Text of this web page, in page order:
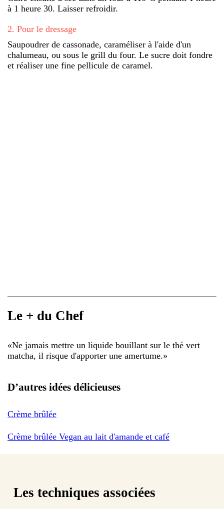
à 1 heure 30. Laisser refroidir.
2. Pour le dressage
Saupoudrer de cassonade, caraméliser à l'aide d'un
chalumeau, ou sous le grill du four. Le sucre doit fondre
et réaliser une fine pellicule de caramel.
Le + du Chef
«Ne jamais mettre un liquide bouillant sur le thé vert
matcha, il risque d'apporter une amertume.»
D’autres idées délicieuses
Crème brûlée
Crème brûlée Vegan au lait d'amande et café
Les techniques associées